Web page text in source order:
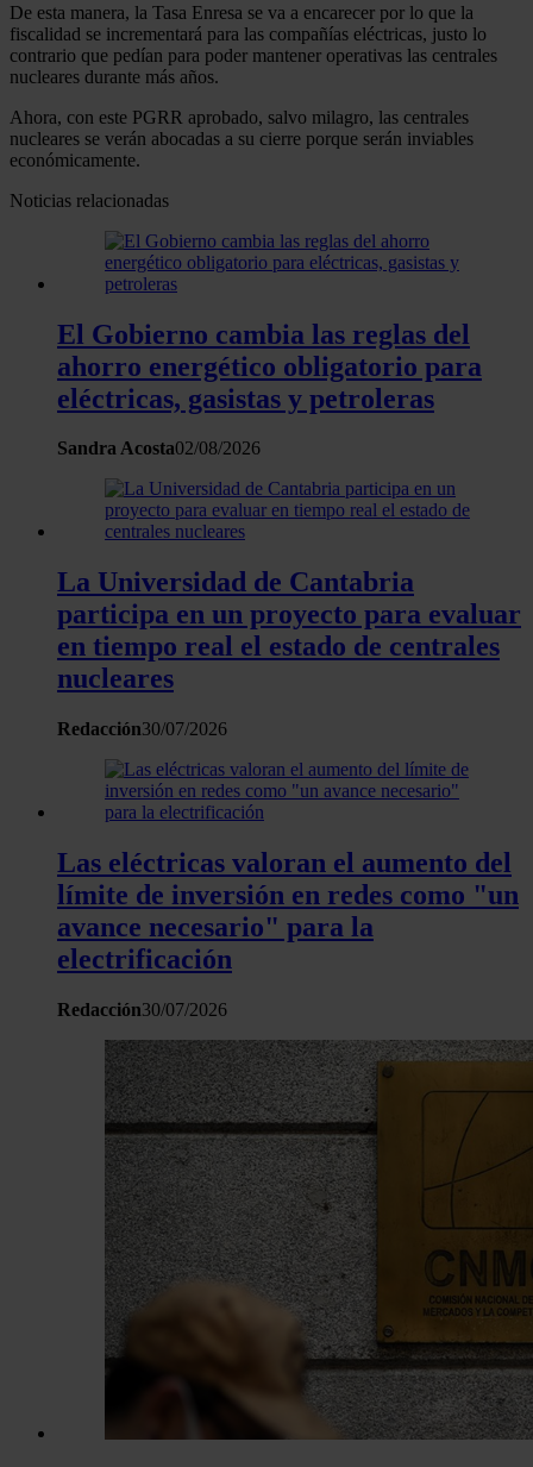
De esta manera, la Tasa Enresa se va a encarecer por lo que la
fiscalidad se incrementará para las compañías eléctricas, justo lo
contrario que pedían para poder mantener operativas las centrales
nucleares durante más años.
Ahora, con este PGRR aprobado, salvo milagro, las centrales
nucleares se verán abocadas a su cierre porque serán inviables
económicamente.
Noticias relacionadas
El Gobierno cambia las reglas del
ahorro energético obligatorio para
eléctricas, gasistas y petroleras
Sandra Acosta02/08/2026
La Universidad de Cantabria
participa en un proyecto para evaluar
en tiempo real el estado de centrales
nucleares
Redacción30/07/2026
Las eléctricas valoran el aumento del
límite de inversión en redes como "un
avance necesario" para la
electrificación
Redacción30/07/2026